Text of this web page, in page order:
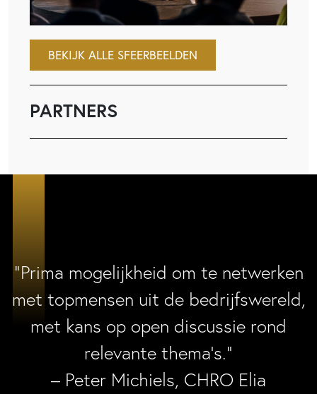
BEKIJK ALLE SFEERBEELDEN
PARTNERS
“Prima mogelijkheid om te netwerken
met topmensen uit de bedrijfswereld,
met kans op open discussie rond
relevante thema’s.”
– Peter Michiels, CHRO Elia